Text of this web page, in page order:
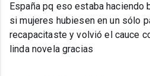
España pq eso estaba haciendo
si mujeres hubiesen en un sólo
recapacitaste y volvió el cauce
linda novela gracias